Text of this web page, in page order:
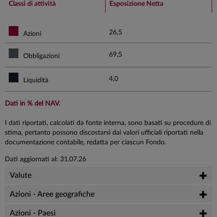
Classi di attività Esposizione Netta
Azioni 26,5
Obbligazioni 69,5
Liquidità 4,0
Dati in % del NAV.
I dati riportati, calcolati da fonte interna, sono basati su procedure di
stima, pertanto possono discostarsi dai valori ufficiali riportati nella
documentazione contabile, redatta per ciascun Fondo.
Dati aggiornati al: 31.07.26
Valute
Azioni - Aree geografiche
Azioni - Paesi